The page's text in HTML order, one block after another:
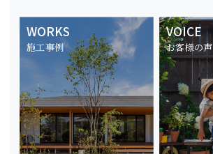
WORKS
施工事例
VOICE
お客様の声